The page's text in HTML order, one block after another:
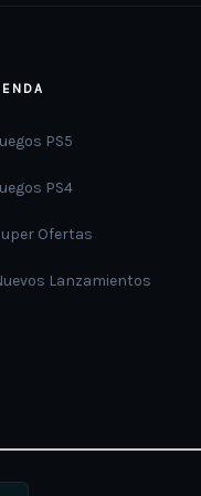
PS5
PS4
Ofertas
Lanzamientos